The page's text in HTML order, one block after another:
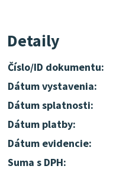
Detaily
Číslo/ID dokumentu:
Dátum vystavenia:
Dátum splatnosti:
Dátum platby:
Dátum evidencie:
Suma s DPH: